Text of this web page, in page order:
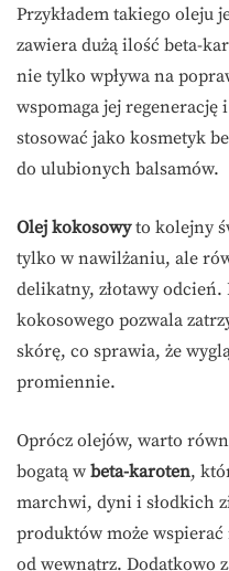
Przykładem takiego oleju
zawiera dużą ilość beta-
nie tylko wpływa na
wspomaga jej regenerację
stosować jako kosmetyk
do ulubionych balsamów.
Olej kokosowyto kolejny
tylko w nawilżaniu, ale
delikatny, złotawy
kokosowego pozwala
skórę, co sprawia, że
promiennie.
Oprócz olejów, warto
bogatą w beta-karoten,
marchwi, dyni i słodkich
produktów może
od wewnątrz. Dodatkowo